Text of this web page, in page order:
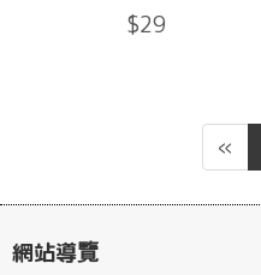
$29
«
網站導覽